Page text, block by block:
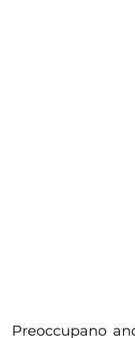
Preoccupano